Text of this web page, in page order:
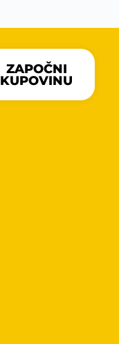
ZAPOČNI
KUPOVINU